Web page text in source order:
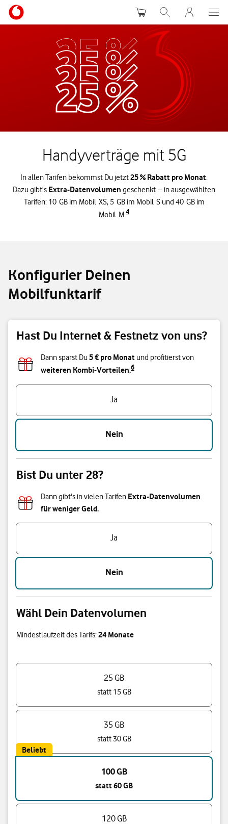
WarenkorbSuche MeinVodafone
Handyverträge mit 5G
In allen Tarifen bekommst Du jetzt25 % Rabatt pro Monat.
Dazu gibt's Extra-Datenvolumen geschenkt – in ausgewählten
Tarifen: 10 GB im Mobil XS, 5 GB im Mobil S und 40 GB im
Mobil M.4
Konfigurier Deinen
Mobilfunktarif
Hast Du Internet & Festnetz von uns?
Dann sparst Du5 € pro Monat und profitierst von
weiteren Kombi-Vorteilen.6
Hast Du Internet & Festnetz von uns?
Ja
Nein
Bist Du unter 28?
Dann gibt's in vielen Tarifen Extra-Datenvolumen
für weniger Geld.
Bist Du unter 28?
Ja
Nein
Wähl Dein Datenvolumen
Mindestlaufzeit des Tarifs:24 Monate
Wähl Dein Datenvolumen
25 GB
statt 15 GB
35 GB
statt 30 GB
Beliebt
100 GB
statt 60 GB
120 GB